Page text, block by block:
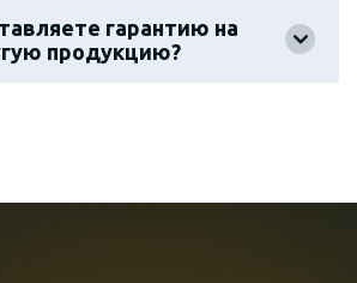
гарантию на
продукцию?